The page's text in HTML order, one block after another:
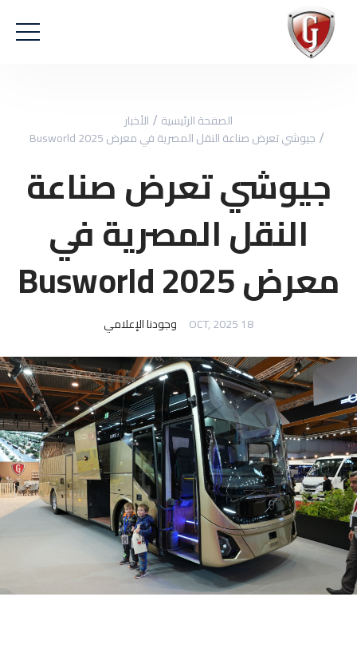
الصفحة الرئيسية
الأخبار
جيوشي تعرض صناعة النقل المصرية في معرض Busworld 2025
جيوشي تعرض صناعة
النقل المصرية في
معرض Busworld 2025
18 OCT, 2025 وجودنا الإعلامي